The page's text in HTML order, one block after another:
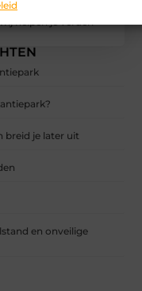
helpen je verder!
breid je later uit
en onveilige